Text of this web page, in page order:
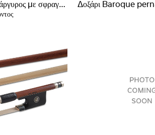
Pernambuco, νεάργυρος με σφραγίδα